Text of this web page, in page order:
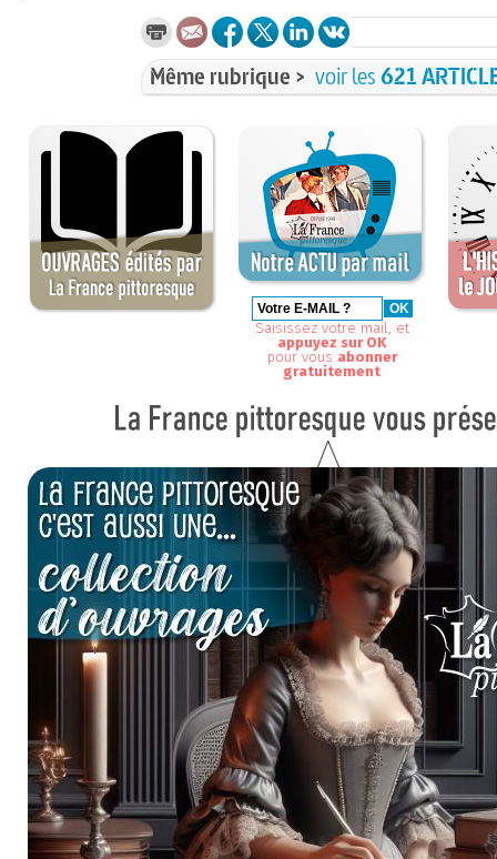
Même rubrique > voir les621
Saisissez votre mail, et
appuyez sur OK
pour vous abonner
gratuitement